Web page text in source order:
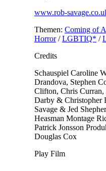
www.rob-
Themen: Coming of
Horror/LGBTIQ* /
Credits
Schauspiel Caroline
Drandova, Stephen
Clifton, Chris Curran,
Darby & Christopher
Savage & Jed
Heasman Montage
Patrick Jonsson
Douglas Cox
Play Film